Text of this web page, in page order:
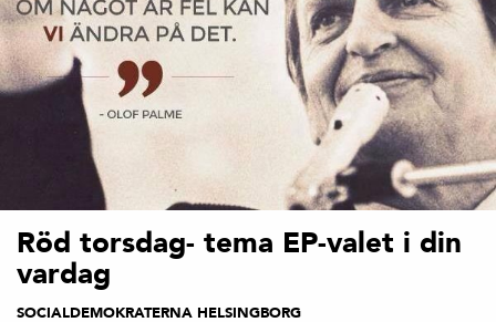
Röd torsdag- tema EP-valet i din
vardag
SOCIALDEMOKRATERNA HELSINGBORG